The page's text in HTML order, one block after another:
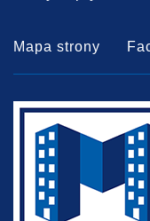
Mapa strony